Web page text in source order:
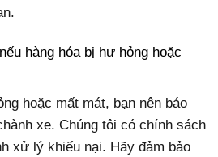
hàng hóa bị hư hỏng hoặc
hoặc mất mát, bạn nên báo
xe. Chúng tôi có chính sách
xử lý khiếu nại. Hãy đảm bảo